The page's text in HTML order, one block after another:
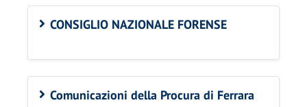
CONSIGLIO NAZIONALE FORENSE
Comunicazioni della Procura di Ferrara